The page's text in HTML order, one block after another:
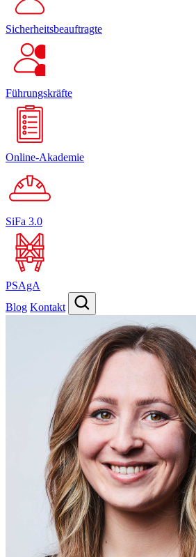
Sicherheitsbeauftragte
Führungskräfte
Online-Akademie
SiFa 3.0
PSAgA
Blog Kontakt